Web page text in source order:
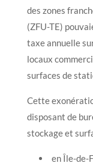
des zones
(ZFU-TE)
taxe annuelle
locaux
surfaces de
Cette
disposant de
stockage et
en Île-de-